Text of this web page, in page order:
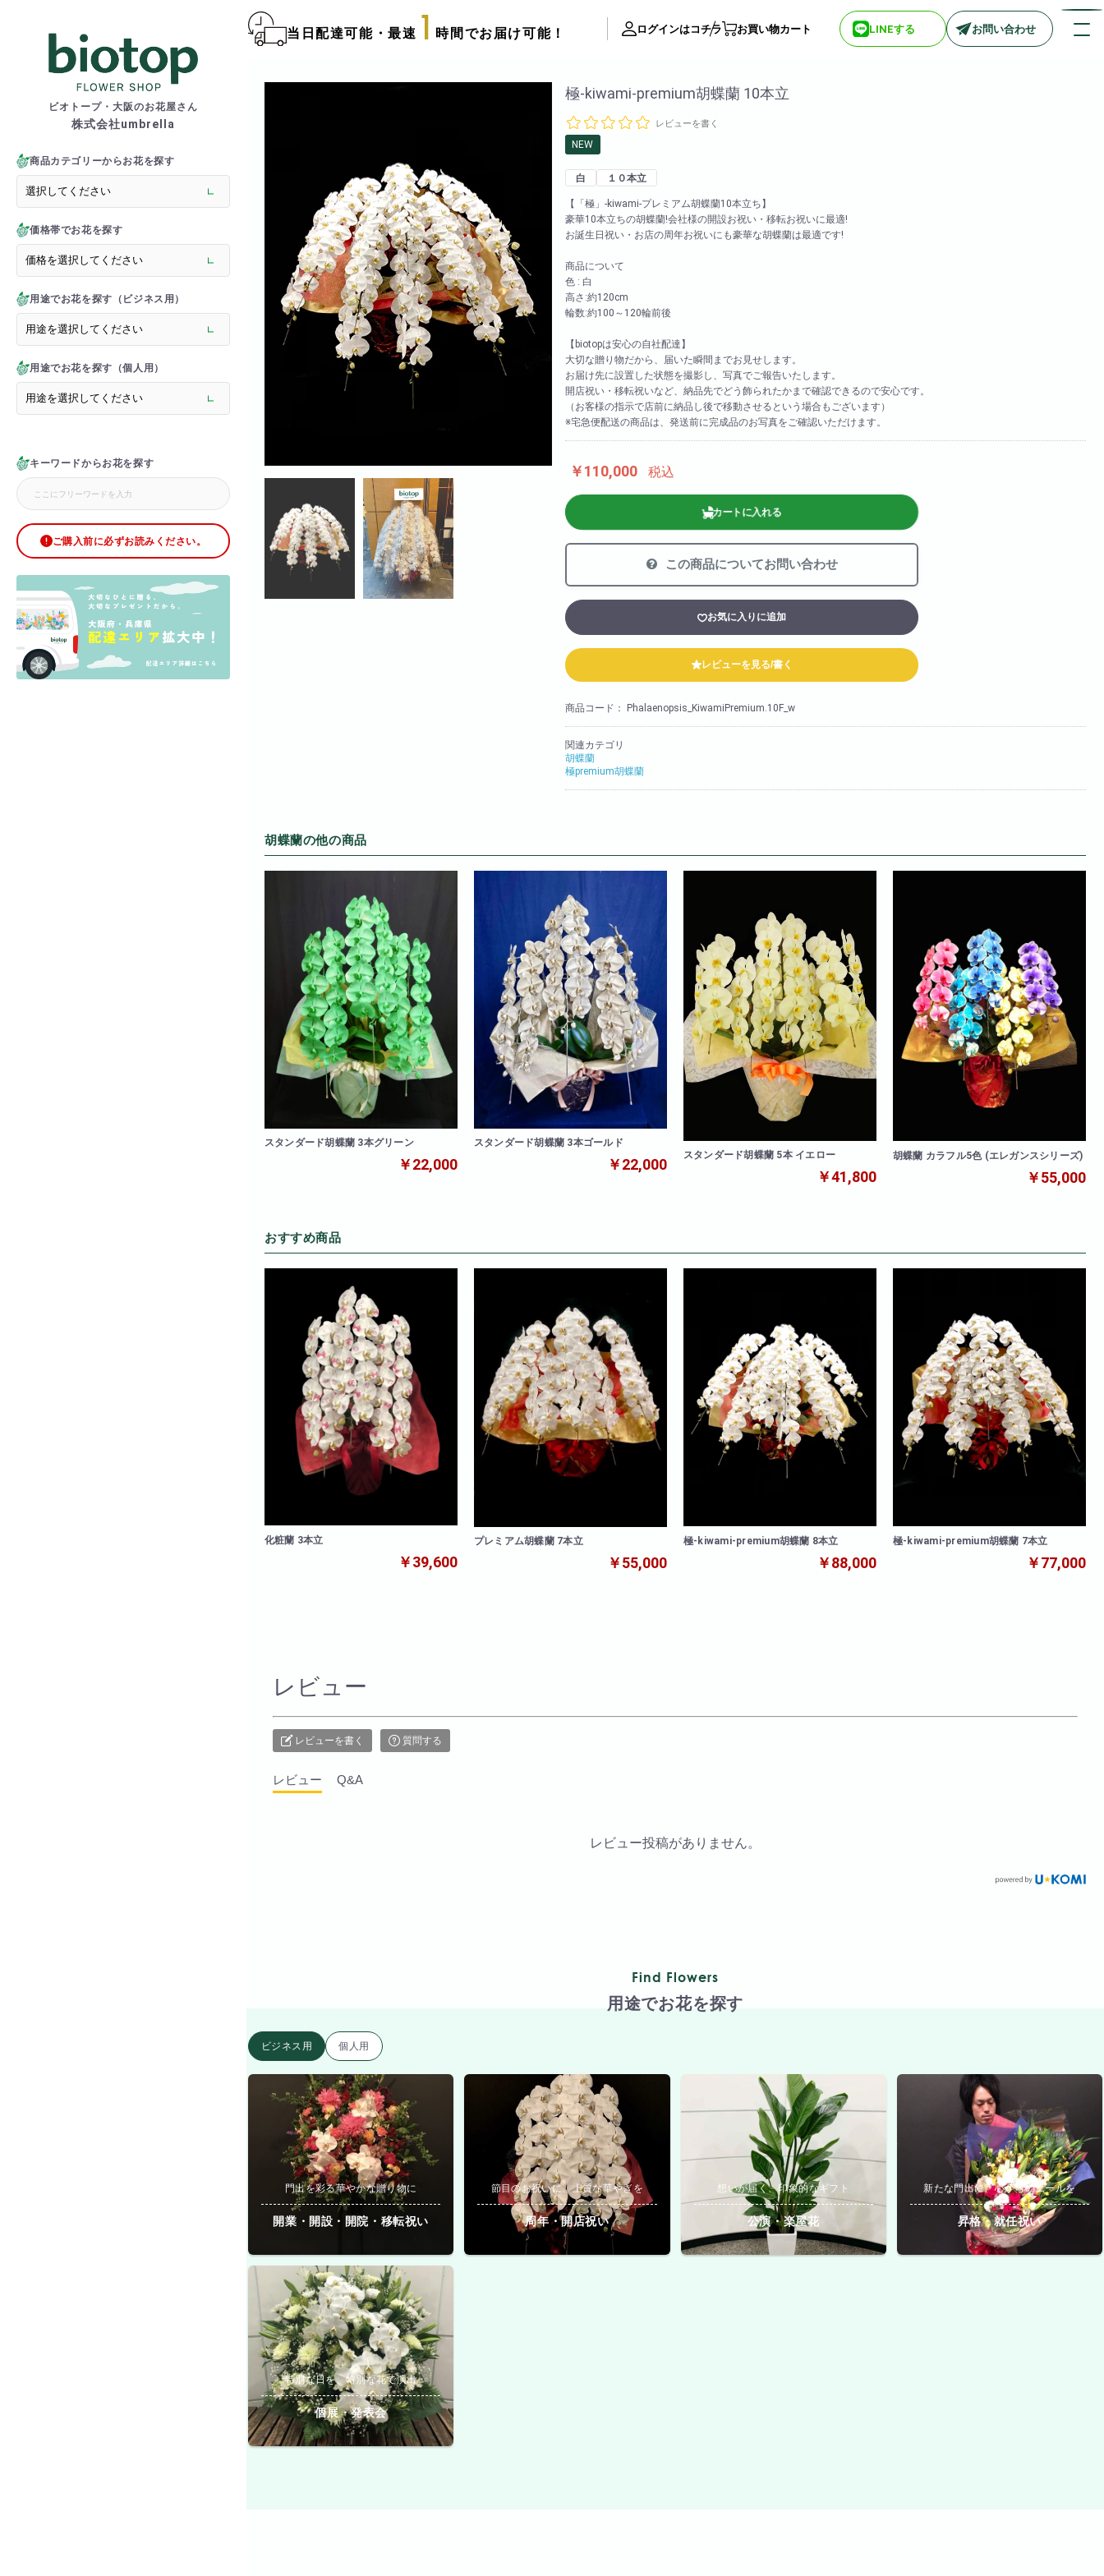
ビオトープ・大阪のお花屋さん
株式会社umbrella
商品カテゴリーからお花を探す
価格帯でお花を探す
用途でお花を探す（ビジネス用）
用途でお花を探す（個人用）
キーワードからお花を探す
ご購入前に必ずお読みください。
当日配達可能・最速 1 時間でお届け可能！ ログインはコチラ お買い物カート LINEする お問い合わせ
> バルーンスタンド
> オーダーメイド
> フラワーアレンジメント
> バルーン＆ぬいぐるみアレンジメント
> 花束(フラワーブーケ)
> バルーン＆ぬいぐるみ花束
> アーティフィシャルグリッターローズ
> 推し活フラワーバルーン
> ラグジュアリーフラワー
> バルーン装飾
> シャボンフラワー
> ブリザードフラワー
> ボックスフラワー
> ローズベア
サプライズ装飾ギャラリー
推し活用推し花・フラスタ
口コミ・評判
FAX注文用紙
後払い決済申請用紙
カタログ請求
配達可能エリア
スタッフブログ
biotopの沿革
法人様向け
胡蝶蘭の値段や相場
> biotop 阪神尼崎店
> biotop 堺東店
お買い物カート
06-6313-8787
極-kiwami-premium胡蝶蘭 10本立
レビューを書く
NEW
白 １０本立
【「極」-kiwami-プレミアム胡蝶蘭10本立ち】
豪華10本立ちの胡蝶蘭!会社様の開設お祝い・移転お祝いに最適!
お誕生日祝い・お店の周年お祝いにも豪華な胡蝶蘭は最適です!
商品について
色 : 白
高さ:約120cm
輪数:約100～120輪前後
【biotopは安心の自社配達】
大切な贈り物だから、届いた瞬間までお見せします。
お届け先に設置した状態を撮影し、写真でご報告いたします。
開店祝い・移転祝いなど、納品先でどう飾られたかまで確認できるので安心です。
（お客様の指示で店前に納品し後で移動させるという場合もございます）
※宅急便配送の商品は、発送前に完成品のお写真をご確認いただけます。
￥110,000 税込
カートに入れる
この商品についてお問い合わせ
お気に入りに追加
レビューを見る/書く
商品コード： Phalaenopsis_KiwamiPremium.10F_w
関連カテゴリ
胡蝶蘭
極premium胡蝶蘭
胡蝶蘭の他の商品
スタンダード胡蝶蘭 3本グリーン
￥22,000
スタンダード胡蝶蘭 3本ゴールド
￥22,000
スタンダード胡蝶蘭 5本 イエロー
￥41,800
胡蝶蘭 カラフル5色 (エレガンスシリーズ)
￥55,000
おすすめ商品
化粧蘭 3本立
￥39,600
プレミアム胡蝶蘭 7本立
￥55,000
極-kiwami-premium胡蝶蘭 8本立
￥88,000
極-kiwami-premium胡蝶蘭 7本立
￥77,000
レビュー
レビューを書く 質問する
レビュー Q&A
レビュー投稿がありません。
Find Flowers
用途でお花を探す
ビジネス用 個人用
門出を彩る華やかな贈り物に
開業・開設・開院・移転祝い
節目のお祝いに、上質な華やぎを
周年・開店祝い
想いが届く、印象的なギフト
公演・楽屋花
新たな門出に、心からのエールを
昇格・就任祝い
特別な日を、特別な花で演出
個展・発表会